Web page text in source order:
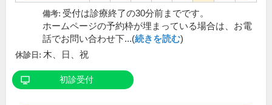
備考: 受付は診療終了の30分前までです。
ホームページの予約枠が埋まっている場合は、お電
話でお問い合わせ下...(続きを読む)
休診日: 木、日、祝
初診受付